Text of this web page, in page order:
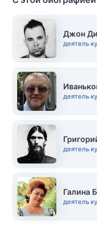
Джон
деятель
деятель
деятель
Галина
деятель